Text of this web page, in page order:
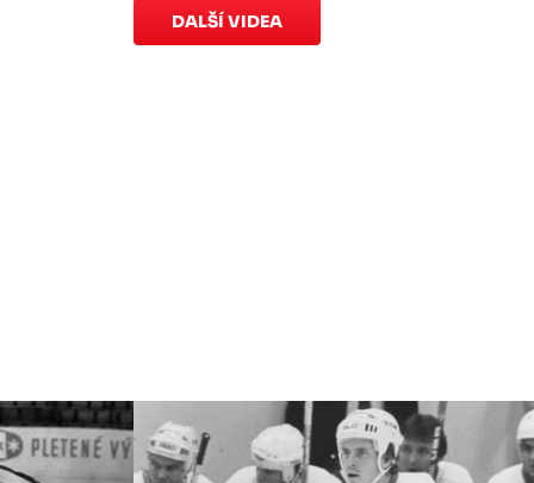
speciálních dresů končí v neděli 11.
ledna ve 20:00.
DALŠÍ VIDEA